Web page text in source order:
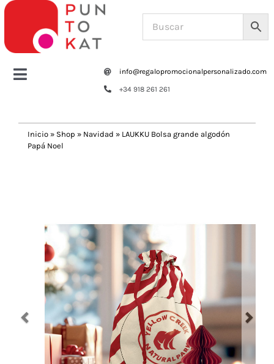
Saltar
contenido
Toggle
Tazas y botellas
Escritura
Navidad 🎄 Invierno
Tecnología
info@regalopromocionalpersonalizado.com
+34 918 261 261
Inicio » Shop » Navidad » LAUKKU Bolsa grande algodón
Papá Noel